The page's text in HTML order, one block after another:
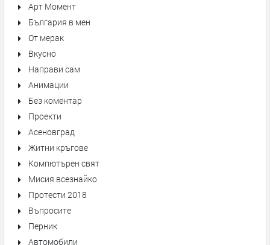
Арт Момент
България в мен
От мерак
Вкусно
Направи сам
Анимации
Без коментар
Проекти
Асеновград
Житни кръгове
Компютърен свят
Мисия всезнайко
Протести 2018
Въпросите
Перник
Автомобили